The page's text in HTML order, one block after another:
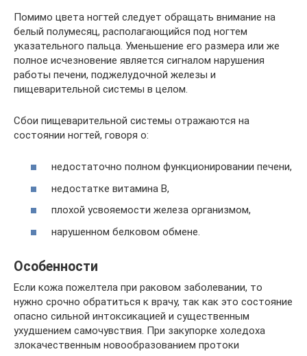
Помимо цвета ногтей следует обращать внимание на
белый полумесяц, располагающийся под ногтем
указательного пальца. Уменьшение его размера или же
полное исчезновение является сигналом нарушения
работы печени, поджелудочной железы и
пищеварительной системы в целом.
Сбои пищеварительной системы отражаются на
состоянии ногтей, говоря о:
недостаточно полном функционировании печени,
недостатке витамина В,
плохой усвояемости железа организмом,
нарушенном белковом обмене.
Особенности
Если кожа пожелтела при раковом заболевании, то
нужно срочно обратиться к врачу, так как это состояние
опасно сильной интоксикацией и существенным
ухудшением самочувствия. При закупорке холедоха
злокачественным новообразованием протоки